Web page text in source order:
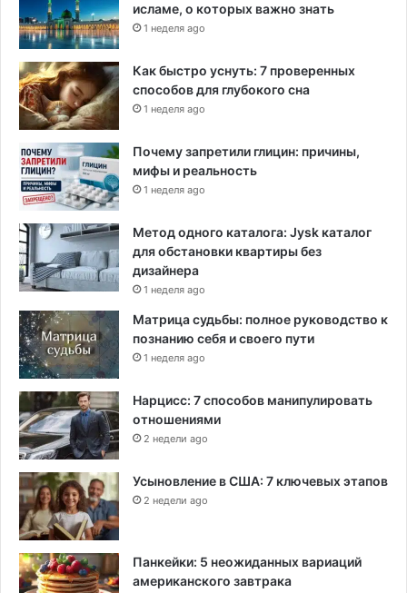
исламе, о которых важно знать
1 неделя ago
Как быстро уснуть: 7 проверенных
способов для глубокого сна
1 неделя ago
Почему запретили глицин: причины,
мифы и реальность
1 неделя ago
Метод одного каталога: Jysk каталог
для обстановки квартиры без
дизайнера
1 неделя ago
Матрица судьбы: полное руководство к
познанию себя и своего пути
1 неделя ago
Нарцисс: 7 способов манипулировать
отношениями
2 недели ago
Усыновление в США: 7 ключевых этапов
2 недели ago
Панкейки: 5 неожиданных вариаций
американского завтрака